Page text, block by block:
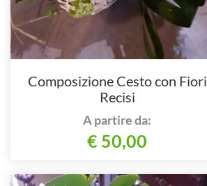
Composizione Cesto con Fiori
Recisi
A partire da:
€ 50,00